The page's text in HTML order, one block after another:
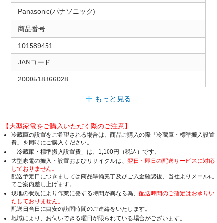
Panasonic(パナソニック)
商品番号
101589451
JANコード
2000518866028
もっと見る
【大型家電をご購入いただく際のご注意】
冷蔵庫の設置をご希望される場合は、商品ご購入の際「冷蔵庫・標準搬入設置
費」を同時にご購入ください。
「冷蔵庫・標準搬入設置費」は、1,100円（税込）です。
大型家電の搬入・設置およびリサイクルは、 翌日・即日の配送サービスに対応
しておりません。
配送予定日につきましては商品準備完了及びご入金確認後、当社よりメールに
てご案内差し上げます。
現地の状況により作業に要する時間が異なる為、 配送時間のご指定はお承りい
たしておりません。
配送日当日に目安の訪問時間のご連絡をいたします。
地域により、お伺いできる曜日が限られている場合がございます。